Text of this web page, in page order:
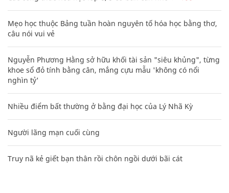
Mẹo học thuộc Bảng tuần hoàn nguyên tố hóa học bằng thơ,
câu nói vui vẻ
Nguyễn Phương Hằng sở hữu khối tài sản "siêu khủng", từng
khoe sổ đỏ tính bằng cân, mắng cựu mẫu 'không có nổi
nghìn tỷ'
Nhiều điểm bất thường ở bằng đại học của Lý Nhã Kỳ
Người lãng mạn cuối cùng
Truy nã kẻ giết bạn thân rồi chôn ngồi dưới bãi cát